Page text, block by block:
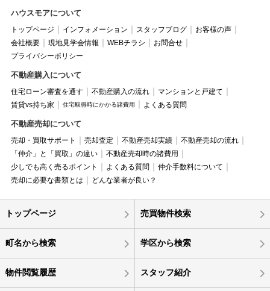
ハウスモアについて
トップページ インフォメーション スタッフブログ
お客様の声
会社概要
現地見学会情報 WEBチラシ
お問合せ
プライバシーポリシー
不動産購入について
住宅ローン審査を通す 不動産購入の流れ
マンションと戸建て
賃貸vs持ち家
住宅取得時にかかる諸費用 よくある質問
不動産売却について
売却・買取サポート 売却査定 不動産売却実績
不動産売却の流れ
「仲介」と「買取」の違い
不動産売却時の諸費用
少しでも高く売るポイント
よくある質問
仲介手数料について
売却に必要な書類とは
どんな業者が良い？
トップページ 売買物件検索
町名から検索 学区から検索
物件閲覧履歴 スタッフ紹介